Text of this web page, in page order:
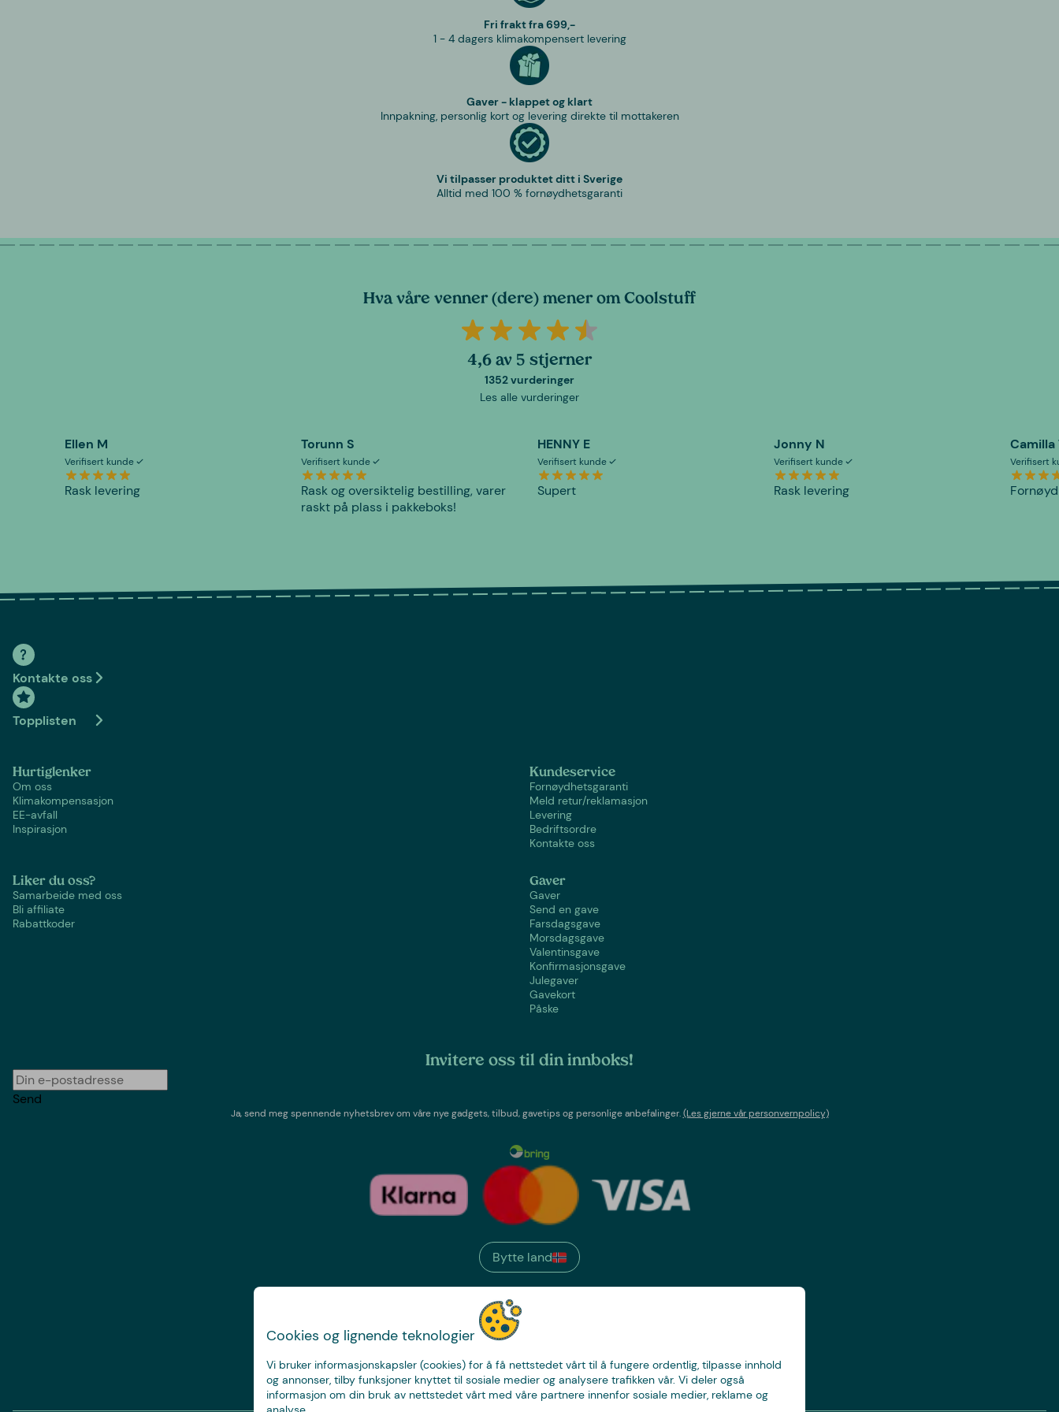
Cookies og lignende teknologier
Vi bruker informasjonskapsler (cookies) for å få nettstedet vårt til å fungere ordentlig, tilpasse innhold
og annonser, tilby funksjoner knyttet til sosiale medier og analysere trafikken vår. Vi deler også
informasjon om din bruk av nettstedet vårt med våre partnere innenfor sosiale medier, reklame og
Fri frakt fra 699,-
1 - 4 dagers klimakompensert levering
Gaver - klappet og klart
Innpakning, personlig kort og levering direkte til mottakeren
Vi tilpasser produktet ditt i Sverige
Alltid med 100 % fornøydhetsgaranti
Hva våre venner (dere) mener om Coolstuff
4,6 av 5 stjerner
1352 vurderinger
Les alle vurderinger
Ellen M
Verifisert kunde
Rask levering
Torunn S
Verifisert kunde
Rask og oversiktelig bestilling, varer
raskt på plass i pakkeboks!
HENNY E
Verifisert kunde
Supert
Jonny N
Verifisert kunde
Rask levering
Camilla
Verifisert
Fornøyd
Kontakte oss
Topplisten
Hurtiglenker
Om oss
Klimakompensasjon
EE-avfall
Inspirasjon
Kundeservice
Fornøydhetsgaranti
Meld retur/reklamasjon
Levering
Bedriftsordre
Kontakte oss
Liker du oss?
Samarbeide med oss
Bli affiliate
Rabattkoder
Gaver
Gaver
Send en gave
Farsdagsgave
Morsdagsgave
Valentinsgave
Konfirmasjonsgave
Julegaver
Gavekort
Påske
Invitere oss til din innboks!
Send
Ja, send meg spennende nyhetsbrev om våre nye gadgets, tilbud, gavetips og personlige anbefalinger.(Les gjerne vår personvernpolicy)
Bytte land